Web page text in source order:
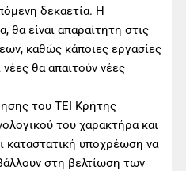
δεκαετία. Η
θα είναι απαραίτητη στις
καθώς κάποιες εργασίες
θα απαιτούν νέες
του ΤΕΙ Κρήτης
του χαρακτήρα και
καταστατική υποχρέωση να
στη βελτίωση των